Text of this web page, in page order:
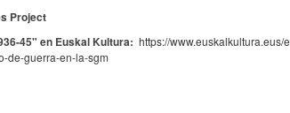
Project
45" en Euskal Kultura: https://
de-guerra-en-la-sgm